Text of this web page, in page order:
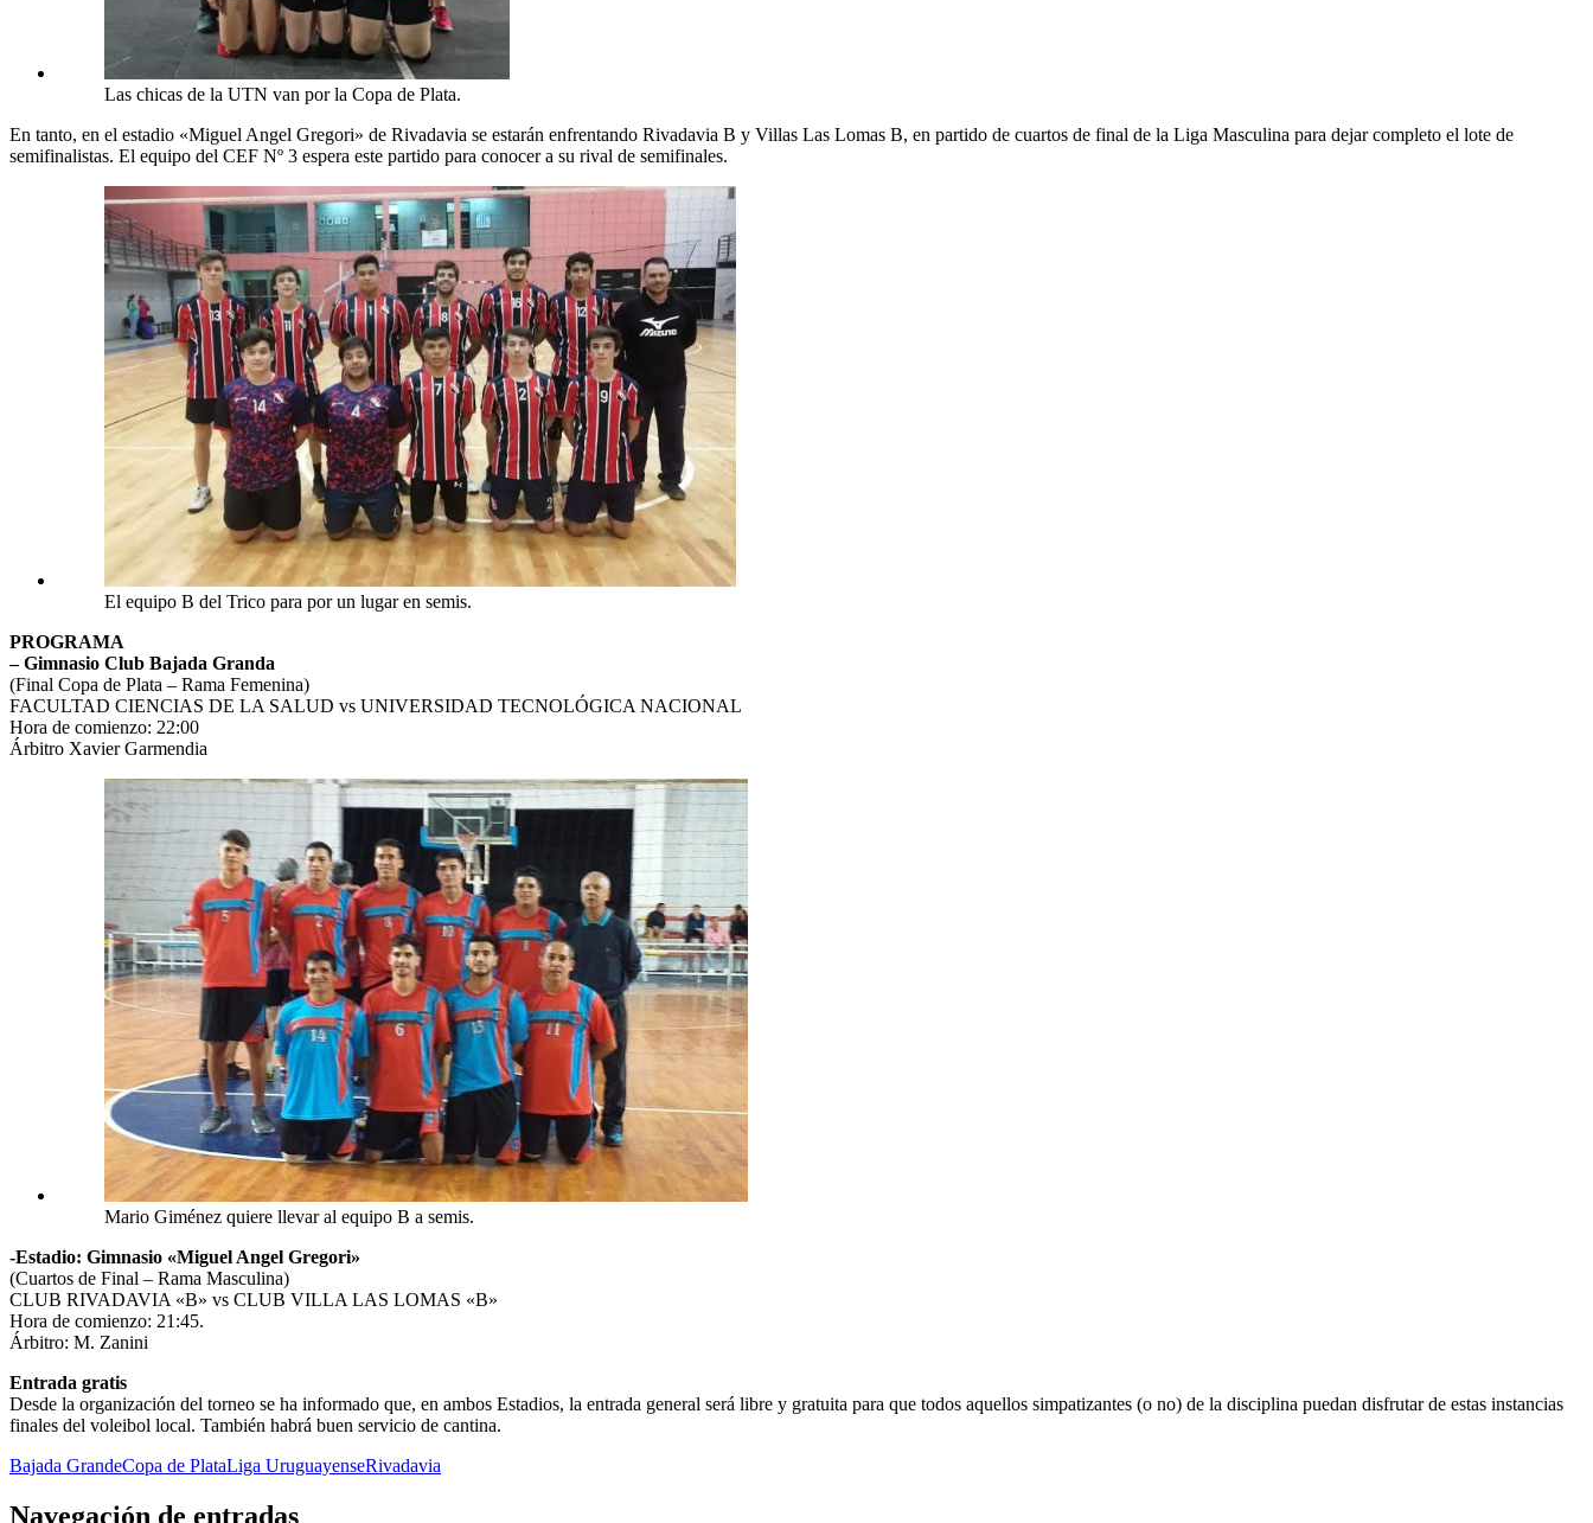
Las chicas de la UTN van por la Copa de Plata.
En tanto, en el estadio «Miguel Angel Gregori» de Rivadavia se estarán enfrentando Rivadavia B y Villas Las Lomas B, en partido de cuartos de final de la Liga Masculina para dejar completo el lote de
semifinalistas. El equipo del CEF Nº 3 espera este partido para conocer a su rival de semifinales.
El equipo B del Trico para por un lugar en semis.
PROGRAMA
– Gimnasio Club Bajada Granda
(Final Copa de Plata – Rama Femenina)
FACULTAD CIENCIAS DE LA SALUD vs UNIVERSIDAD TECNOLÓGICA NACIONAL
Hora de comienzo: 22:00
Árbitro Xavier Garmendia
Mario Giménez quiere llevar al equipo B a semis.
-Estadio: Gimnasio «Miguel Angel Gregori»
(Cuartos de Final – Rama Masculina)
CLUB RIVADAVIA «B» vs CLUB VILLA LAS LOMAS «B»
Hora de comienzo: 21:45.
Árbitro: M. Zanini
Entrada gratis
Desde la organización del torneo se ha informado que, en ambos Estadios, la entrada general será libre y gratuita para que todos aquellos simpatizantes (o no) de la disciplina puedan disfrutar de estas instancias
finales del voleibol local. También habrá buen servicio de cantina.
Bajada GrandeCopa de PlataLiga UruguayenseRivadavia
Navegación de entradas